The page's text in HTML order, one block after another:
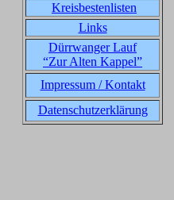
Kreisbestenlisten
Links
Dürrwanger Lauf
“Zur Alten Kappel”
Impressum / Kontakt
Datenschutzerklärung